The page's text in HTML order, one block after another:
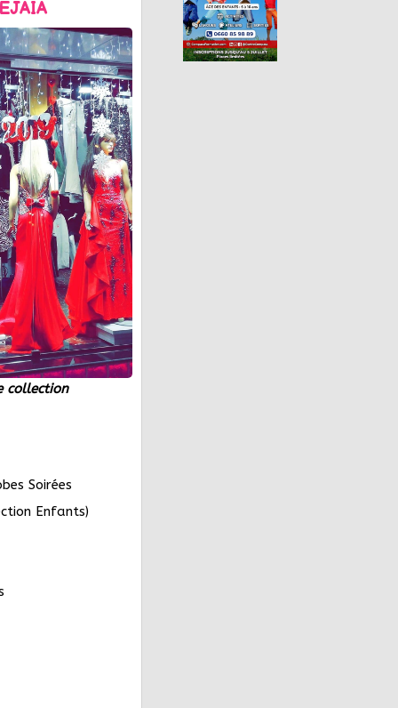
collection
Soirées
Enfants)